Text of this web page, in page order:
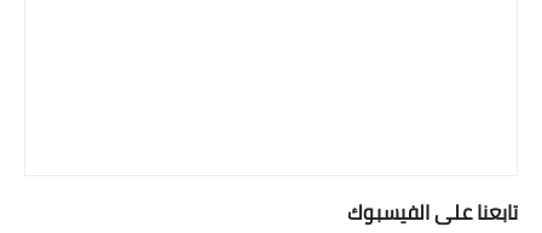
تابعنا على الفيسبوك